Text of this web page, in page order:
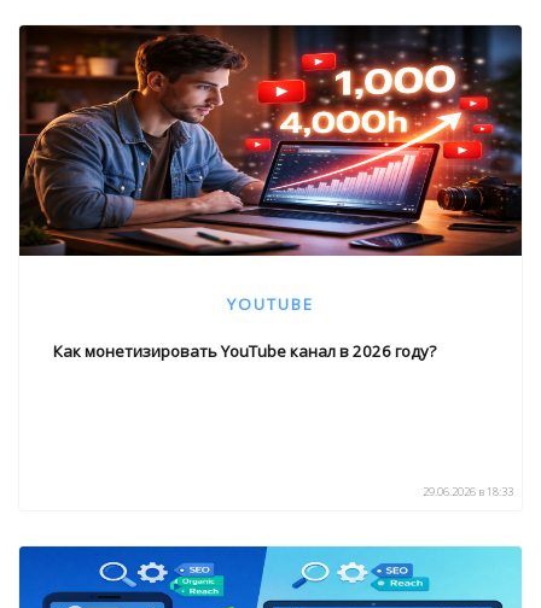
YOUTUBE
Как монетизировать YouTube канал в 2026 году?
29.06.2026 в 18:33